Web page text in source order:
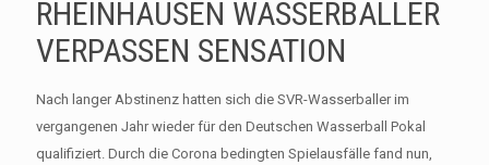
RHEINHAUSEN WASSERBALLER
VERPASSEN SENSATION
Nach langer Abstinenz hatten sich die SVR-Wasserballer im
vergangenen Jahr wieder für den Deutschen Wasserball Pokal
qualifiziert. Durch die Corona bedingten Spielausfälle fand nun,